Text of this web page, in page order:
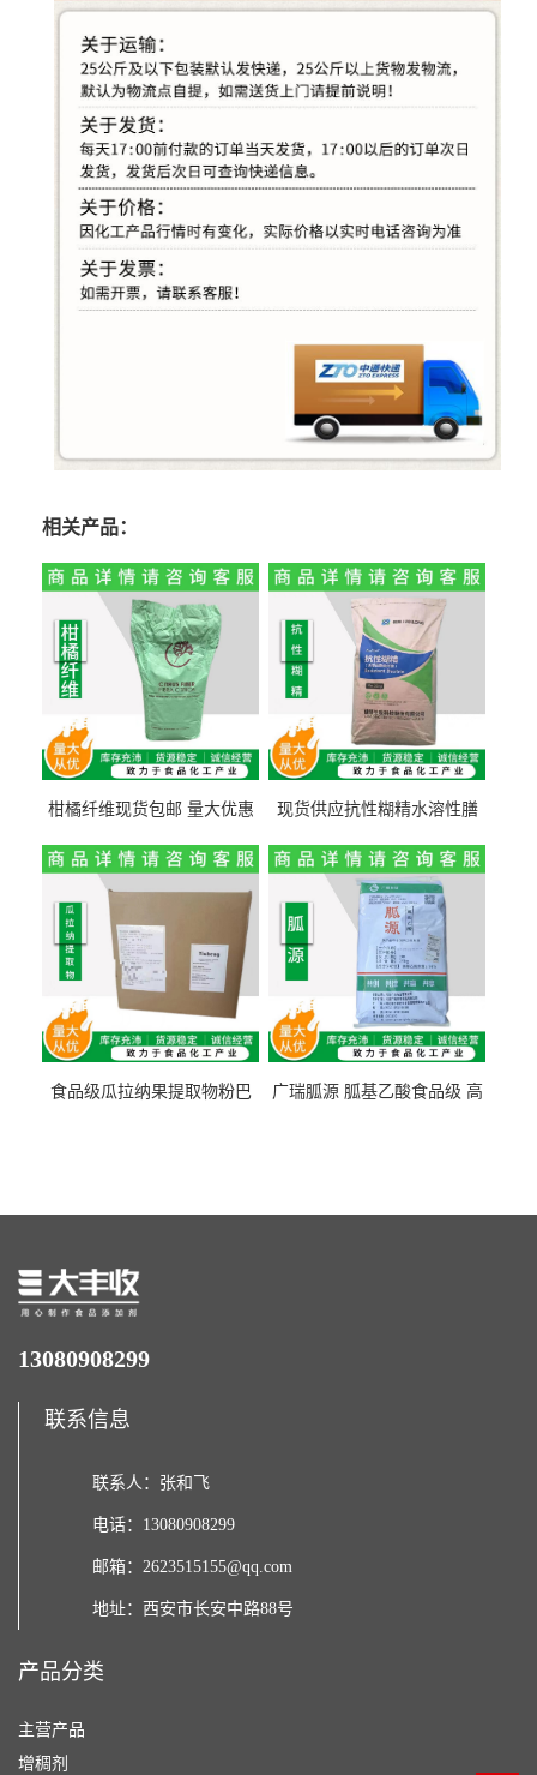
相关产品：
柑橘纤维现货包邮 量大优惠
现货供应抗性糊精水溶性膳
量1kg包邮
食品级瓜拉纳果提取物粉巴
广瑞胍源 胍基乙酸食品级 高
13080908299
联系信息
联系人：张和飞
电话：13080908299
邮箱： 2623515155@qq.com
地址：西安市长安中路88号
产品分类
主营产品
增稠剂